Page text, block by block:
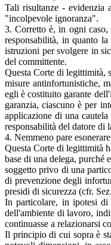
Tali risultanze - evidenzia
"incolpevole ignoranza".
3. Corretto è, in ogni caso,
responsabilità, in quanto
istruzioni per svolgere in
del committente.
Questa Corte di legittimità,
misure antinfortunistiche,
egli è costituito garante
garanzia, ciascuno è per
applicazione di una
responsabilità del datore di
4. Nemmeno pare
Questa Corte di legittimità
base di una delega, purché
soggetto privo di una
di prevenzione degli
presidi di sicurezza (cfr.
In particolare, in ipotesi di
dell'ambiente di lavoro,
continuasse a relazionarsi
Il principio di cui sopra è